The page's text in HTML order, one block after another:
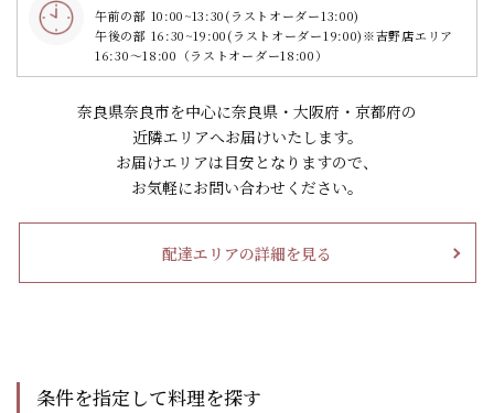
午前の部 10:00~13:30(ラストオーダー13:00)
午後の部 16:30~19:00(ラストオーダー19:00)※吉野店エリア
16:30～18:00（ラストオーダー18:00）
奈良県奈良市を中心に奈良県・大阪府・京都府の
近隣エリアへお届けいたします。
お届けエリアは目安となりますので、
お気軽にお問い合わせください。
配達エリアの詳細を見る
条件を指定して料理を探す